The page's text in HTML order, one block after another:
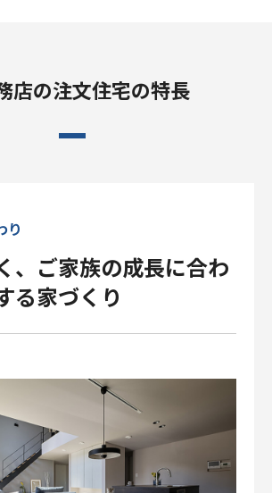
店の注文住宅の特長
り
、ご家族の成長に合わ
る家づくり